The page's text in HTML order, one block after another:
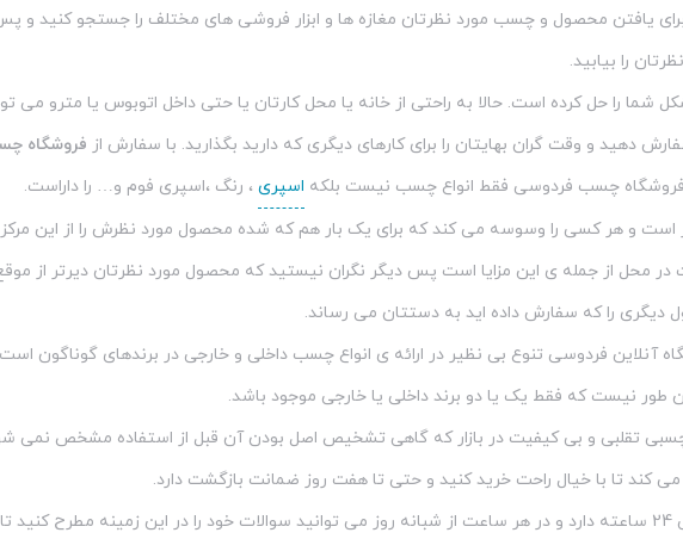
برای یافتن محصول و چسب مورد نظرتان مغازه ها و ابزار فروشی های مختلف را جستجو کنید و
را بیابید.
شما را حل کرده است. حالا به راحتی از خانه یا محل کارتان یا حتی داخل اتوبوس یا مترو می
دهید و وقت گران بهایتان را برای کارهای دیگری که دارید بگذارید. با سفارش از فروشگاه
چسب فردوسی فقط انواع چسب نیست بلکه اسپری ، رنگ ،اسپری فوم و… را داراست.
و هر کسی را وسوسه می کند که برای یک بار هم که شده محصول مورد نظرش را از این
محل از جمله ی این مزایا است پس دیگر نگران نیستید که محصول مورد نظرتان دیرتر از
را که سفارش داده اید به دستتان می رساند.
آنلاین فردوسی تنوع بی نظیر در ارائه ی انواع چسب داخلی و خارجی در برندهای گوناگون
طور نیست که فقط یک یا دو برند داخلی یا خارجی موجود باشد.
چسبی تقلبی و بی کیفیت در بازار که گاهی تشخیص اصل بودن آن قبل از استفاده مشخص نمی
کند تا با خیال راحت خرید کنید و حتی تا هفت روز ضمانت بازگشت دارد.
این مرکز فروش پشتیبانی 24 ساعته دارد و در هر ساعت از شبانه روز می توانید سوالات خود را در این زمینه